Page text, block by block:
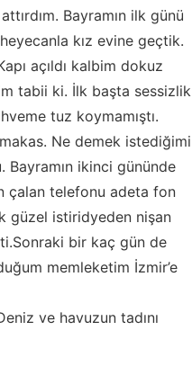
Bayramın ilk günü
kız evine geçtik.
açıldı kalbim dokuz
tabii ki. İlk başta sessizlik
tuz koymamıştı.
Ne demek istediğimi
Bayramın ikinci gününde
çalan telefonu adeta fon
güzel istiridyeden nişan
bir kaç gün de
memleketim İzmir’e
ve havuzun tadını